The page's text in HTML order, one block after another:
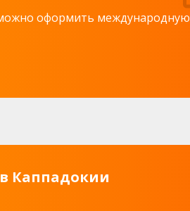
оформить международную
Каппадокии